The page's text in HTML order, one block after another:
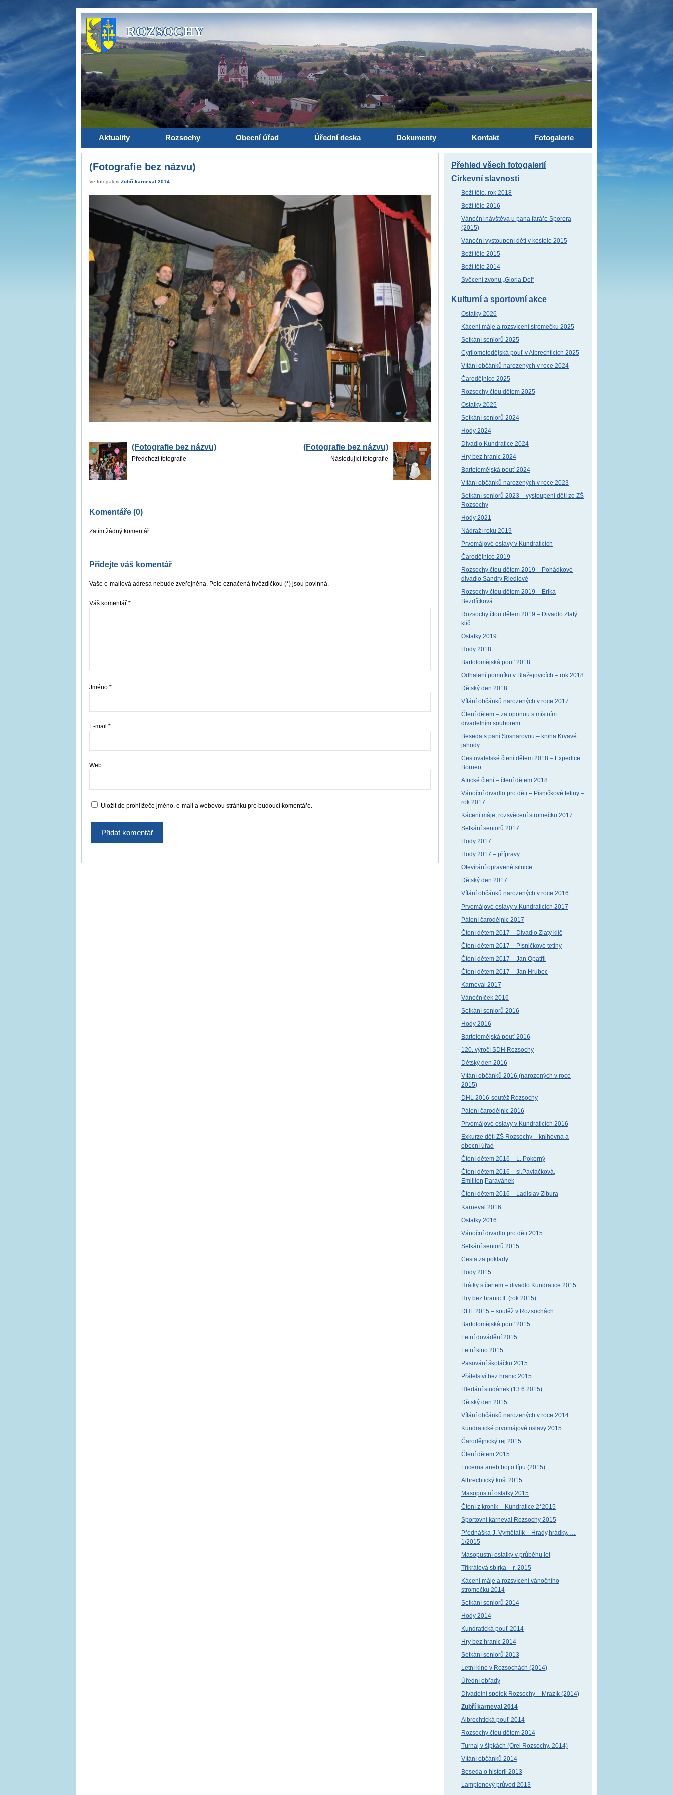
ROZSOCHY
Aktuality Rozsochy Obecní úřad Úřední deska Dokumenty Kontakt Fotogalerie
(Fotografie bez názvu)
Ve fotogalerii Zubří karneval 2014
(Fotografie bez názvu)
Předchozí fotografie
(Fotografie bez názvu)
Následující fotografie
Komentáře (0)
Zatím žádný komentář.
Přidejte váš komentář
Vaše e-mailová adresa nebude zveřejněna. Pole označená hvězdičkou (*) jsou povinná.
Váš komentář *
Jméno *
E-mail *
Web
Uložit do prohlížeče jméno, e-mail a webovou stránku pro budoucí komentáře.
Přehled všech fotogalerií
Církevní slavnosti
Boží tělo, rok 2018
Boží tělo 2016
Vánoční návštěva u pana faráře Sporera
(2015)
Vánoční vystoupení dětí v kostele 2015
Boží tělo 2015
Boží tělo 2014
Svěcení zvonu „Gloria Dei“
Kulturní a sportovní akce
Ostatky 2026
Kácení máje a rozsvícení stromečku 2025
Setkání seniorů 2025
Cyrilometodějská pouť v Albrechticích 2025
Vítání občánků narozených v roce 2024
Čarodějnice 2025
Rozsochy čtou dětem 2025
Ostatky 2025
Setkání seniorů 2024
Hody 2024
Divadlo Kundratice 2024
Hry bez hranic 2024
Bartolomějská pouť 2024
Vítání občánků narozených v roce 2023
Setkání seniorů 2023 – vystoupení dětí ze ZŠ
Rozsochy
Hody 2021
Nádraží roku 2019
Prvomájové oslavy v Kundraticích
Čarodějnice 2019
Rozsochy čtou dětem 2019 – Pohádkové
divadlo Sandry Riedlové
Rozsochy čtou dětem 2019 – Erika
Bezdíčková
Rozsochy čtou dětem 2019 – Divadlo Zlatý
klíč
Ostatky 2019
Hody 2018
Bartolomějská pouť 2018
Odhalení pomníku v Blažejovicích – rok 2018
Dětský den 2018
Vítání občánků narozených v roce 2017
Čtení dětem – za oponou s místním
divadelním souborem
Beseda s paní Sosnarovou – kniha Krvavé
jahody
Cestovatelské čtení dětem 2018 – Expedice
Borneo
Africké čtení – čtení dětem 2018
Vánoční divadlo pro děti – Písničkové tetiny –
rok 2017
Kácení máje, rozsvěcení stromečku 2017
Setkání seniorů 2017
Hody 2017
Hody 2017 – přípravy
Otevírání opravené silnice
Dětský den 2017
Vítání občánků narozených v roce 2016
Prvomájové oslavy v Kundraticích 2017
Pálení čarodějnic 2017
Čtení dětem 2017 – Divadlo Zlatý klíč
Čtení dětem 2017 – Písničkové tetiny
Čtení dětem 2017 – Jan Opatřil
Čtení dětem 2017 – Jan Hrubec
Karneval 2017
Vánočníček 2016
Setkání seniorů 2016
Hody 2016
Bartolomějská pouť 2016
120. výročí SDH Rozsochy
Dětský den 2016
Vítání občánků 2016 (narozených v roce
2015)
DHL 2016-soutěž Rozsochy
Pálení čarodějnic 2016
Prvomájové oslavy v Kundraticích 2016
Exkurze dětí ZŠ Rozsochy – knihovna a
obecní úřad
Čtení dětem 2016 – L. Pokorný
Čtení dětem 2016 – sl.Pavlačková,
Emillion,Paravánek
Čtení dětem 2016 – Ladislav Zibura
Karneval 2016
Ostatky 2016
Vánoční divadlo pro děti 2015
Setkání seniorů 2015
Cesta za poklady
Hody 2015
Hrátky s čertem – divadlo Kundratice 2015
Hry bez hranic II. (rok 2015)
DHL 2015 – soutěž v Rozsochách
Bartolomějská pouť 2015
Letní dovádění 2015
Letní kino 2015
Pasování školáčků 2015
Přátelství bez hranic 2015
Hledání studánek (13.6.2015)
Dětský den 2015
Vítání občánků narozených v roce 2014
Kundratické prvomájové oslavy 2015
Čarodějnický rej 2015
Čtení dětem 2015
Lucerna aneb boj o lípu (2015)
Albrechtický košt 2015
Masopustní ostatky 2015
Čtení z kronik – Kundratice 2*2015
Sportovní karneval Rozsochy 2015
Přednáška J. Vymětalík – Hrady,hrádky, …
1/2015
Masopustní ostatky v průběhu let
Tříkrálová sbírka – r. 2015
Kácení máje a rozsvícení vánočního
stromečku 2014
Setkání seniorů 2014
Hody 2014
Kundratická pouť 2014
Hry bez hranic 2014
Setkání seniorů 2013
Letní kino v Rozsochách (2014)
Úřední obřady
Divadelní spolek Rozsochy – Mrazík (2014)
Zubří karneval 2014
Albrechtická pouť 2014
Rozsochy čtou dětem 2014
Turnaj v šipkách (Orel Rozsochy, 2014)
Vítání občánků 2014
Beseda o historii 2013
Lampionový průvod 2013